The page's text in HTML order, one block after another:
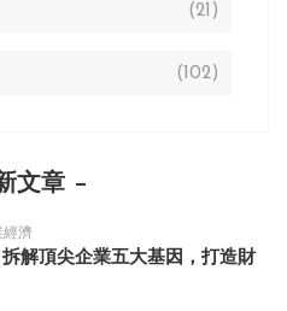
(21)
(102)
文章
經濟
解頂尖企業五大基因，打造財